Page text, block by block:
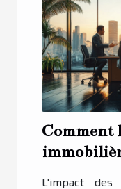
Comment
L'impact des